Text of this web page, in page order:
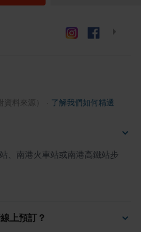
料來源） 了解我們如何精選
、南港火車站或南港高鐵站步
上預訂？